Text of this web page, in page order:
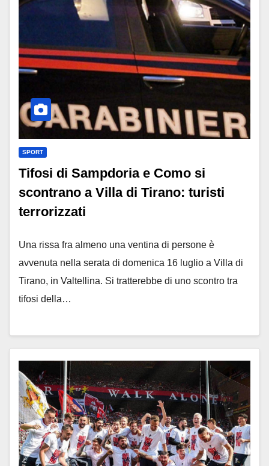
SPORT
Tifosi di Sampdoria e Como si
scontrano a Villa di Tirano: turisti
terrorizzati
Una rissa fra almeno una ventina di persone è
avvenuta nella serata di domenica 16 luglio a Villa di
Tirano, in Valtellina. Si tratterebbe di uno scontro tra
tifosi della…